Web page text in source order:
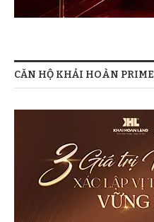
CĂN HỘ KHẢI HOÀN PRIME